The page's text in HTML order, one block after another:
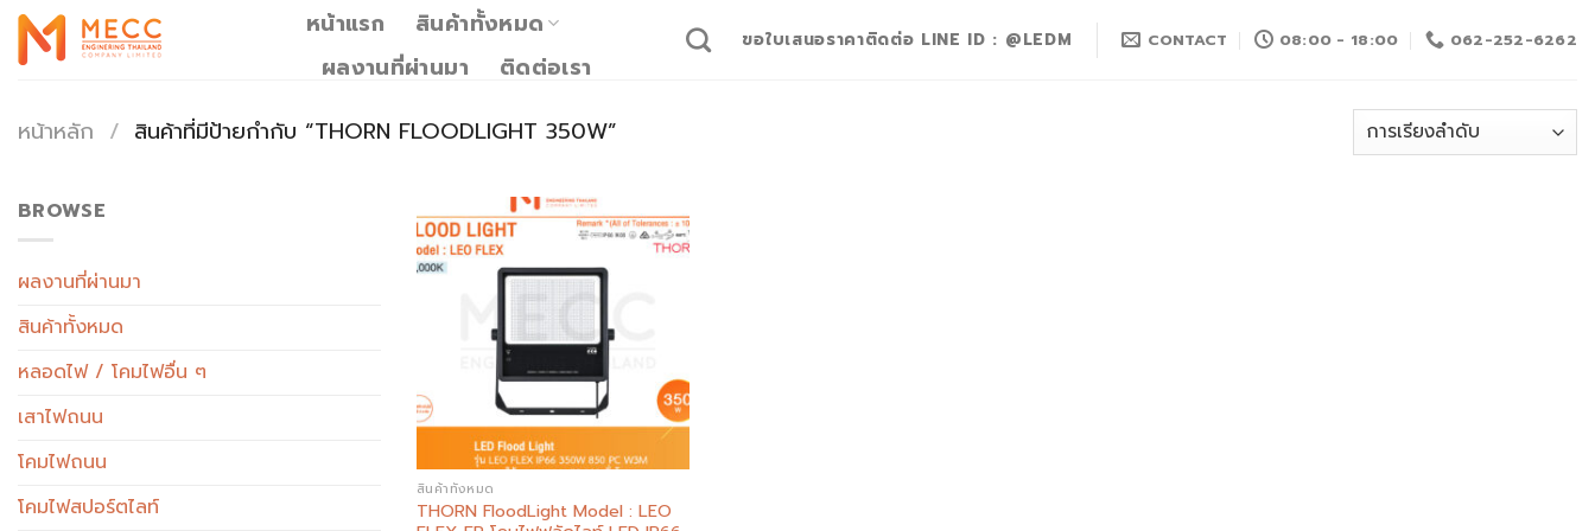
Skip
content
หน้าแรก
สินค้าทั้งหมด
ผลงานที่ผ่านมา
ติดต่อเรา
ขอใบเสนอราคาติดต่อ LINE ID : @LEDM CONTACT 08:00 - 18:00 062-252-6262
หน้าหลัก / สินค้าที่มีป้ายกำกับ “THORN FLOODLIGHT 350W”
BROWSE
ผลงานที่ผ่านมา
สินค้าทั้งหมด
หลอดไฟ / โคมไฟอื่น ๆ
เสาไฟถนน
โคมไฟถนน
โคมไฟสปอร์ตไลท์
สินค้าทั้งหมด
THORN FloodLight Model : LEO